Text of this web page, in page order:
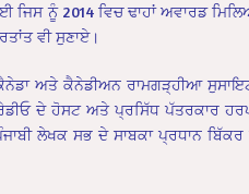
ਨੂੰ 2014 ਵਿਚ ਢਾਹਾਂ ਅਵਾਰਡ
ਵੀ ਸੁਣਾਏ।
ਅਤੇ ਕੈਨੇਡੀਅਨ ਰਾਮਗੜ੍ਹੀਆ
ਦੇ ਹੋਸਟ ਅਤੇ ਪ੍ਰਸਿੱਧ ਪੱਤਰਕਾਰ
ਲੇਖਕ ਸਭ ਦੇ ਸਾਬਕਾ ਪ੍ਰਧਾਨ